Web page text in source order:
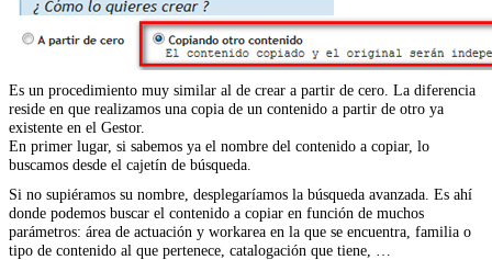
Es un procedimiento muy similar al de crear a partir de cero. La diferencia
reside en que realizamos una copia de un contenido a partir de otro ya
existente en el Gestor.
En primer lugar, si sabemos ya el nombre del contenido a copiar, lo
buscamos desde el cajetín de búsqueda.
Si no supiéramos su nombre, desplegaríamos la búsqueda avanzada. Es ahí
donde podemos buscar el contenido a copiar en función de muchos
parámetros: área de actuación y workarea en la que se encuentra, familia o
tipo de contenido al que pertenece, catalogación que tiene, …